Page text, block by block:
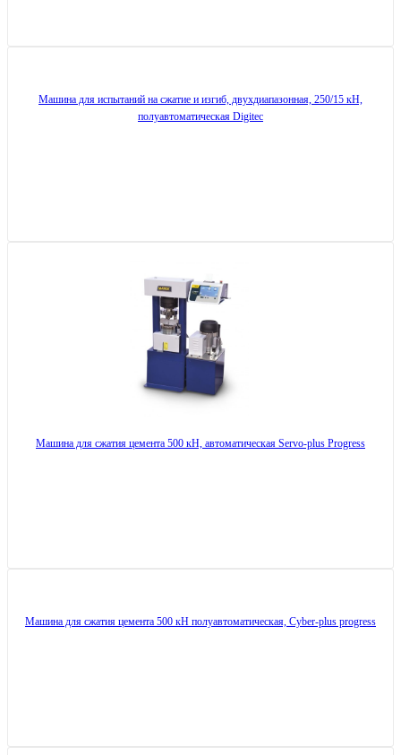
Машина для испытаний на сжатие и изгиб, двухдиапазонная, 250/15 кН,
полуавтоматическая Digitec
Машина для сжатия цемента 500 кН, автоматическая Servo-plus Progress
Машина для сжатия цемента 500 кН полуавтоматическая, Cyber-plus progress